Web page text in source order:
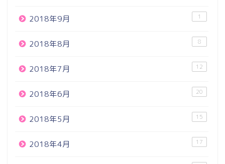
2018年9月 1
2018年8月 8
2018年7月 12
2018年6月 20
2018年5月 15
2018年4月 17